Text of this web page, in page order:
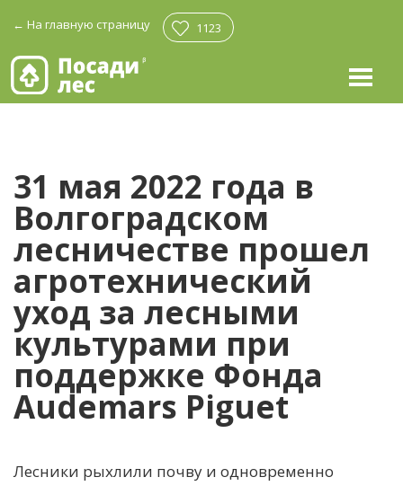
← На главную страницу 1123
31 мая 2022 года в
Волгоградском
лесничестве прошел
агротехнический
уход за лесными
культурами при
поддержке Фонда
Audemars Piguet
Лесники рыхлили почву и одновременно